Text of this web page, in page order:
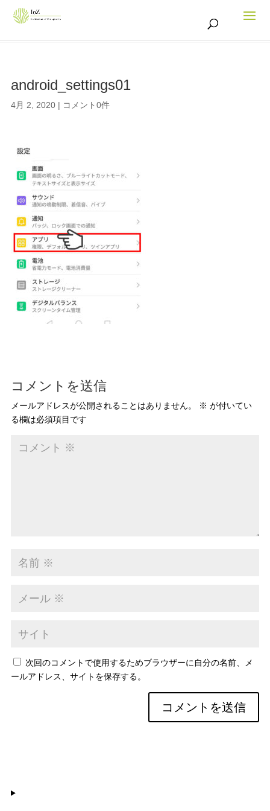
android_settings01
4月 2, 2020| コメント0件
コメントを送信
メールアドレスが公開されることはありません。 ※ が付いてい
る欄は必須項目です
次回のコメントで使用するためブラウザーに自分の名前、メ
ールアドレス、サイトを保存する。